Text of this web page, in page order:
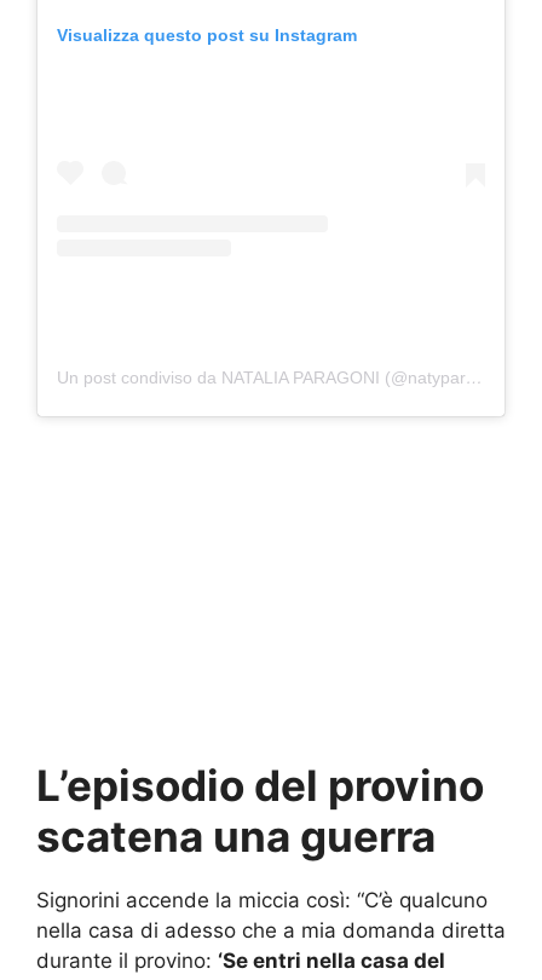
Visualizza questo post su Instagram
Un post condiviso da NATALIA PARAGONI (@natyparagoni)
L’episodio del provino
scatena una guerra
Signorini accende la miccia così: “C’è qualcuno
nella casa di adesso che a mia domanda diretta
durante il provino: ‘Se entri nella casa del